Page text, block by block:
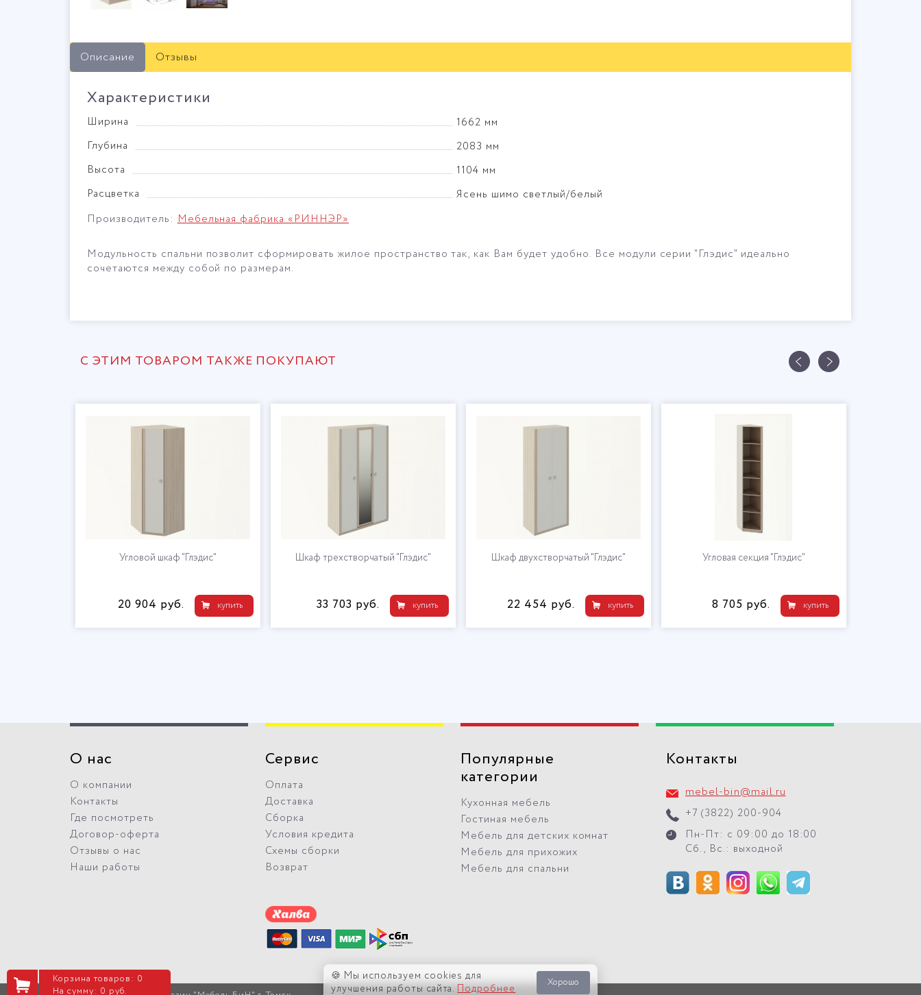
Описание Отзывы
Характеристики
Ширина
1662 мм
Глубина
2083 мм
Высота
1104 мм
Расцветка
Ясень шимо светлый/белый
Производитель:Мебельная фабрика «РИННЭР»
Модульность спальни позволит сформировать жилое пространство так, как Вам будет удобно. Все модули серии "Глэдис" идеально
сочетаются между собой по размерам.
С ЭТИМ ТОВАРОМ ТАКЖЕ ПОКУПАЮТ
Угловой шкаф "Глэдис"
купить
20 904 руб.
Шкаф трехстворчатый "Глэдис"
купить
33 703 руб.
Шкаф двухстворчатый "Глэдис"
купить
22 454 руб.
Угловая секция "Глэдис"
купить
8 705 руб.
О нас
О компании
Контакты
Где посмотреть
Договор-оферта
Отзывы о нас
Наши работы
Сервис
Оплата
Доставка
Сборка
Условия кредита
Схемы сборки
Возврат
Популярные
категории
Кухонная мебель
Гостиная мебель
Мебель для детских комнат
Мебель для прихожих
Мебель для спальни
Контакты
mebel-bin@mail.ru
+7 (3822) 200-904
Пн-Пт: с 09:00 до 18:00
Сб., Вс.: выходной
Корзина товаров: 0
На сумму: 0 руб.
🍪 Мы используем cookies для
улучшения работы сайта.Подробнее Хорошо